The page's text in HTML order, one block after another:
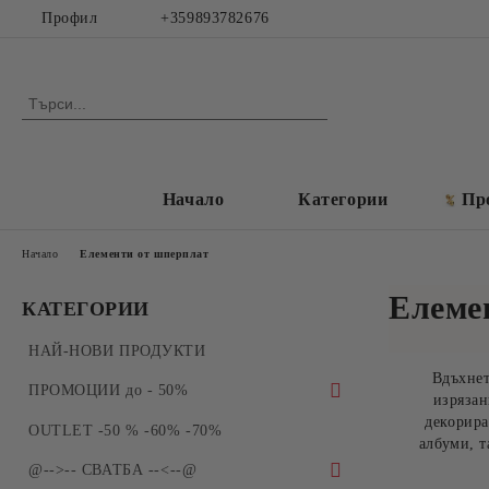
Профил +359893782676
Начало Категории
КАТЕГОРИИ
НАЙ-НОВИ ПРОДУКТИ
ПРОМОЦИИ до - 50%
ПРОМОЦИИ - Силиконови молдове и
OUTLET -50 % -60% -70%
@-->-- СВАТБА --<--@
Начало Елементи от шперплат
албуми,